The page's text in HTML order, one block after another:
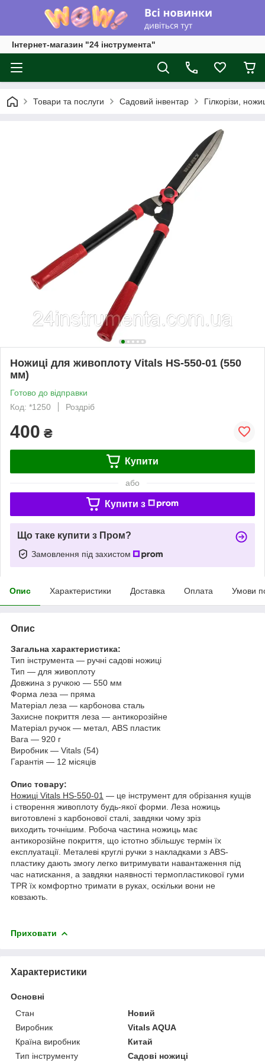
Інтернет-магазин "24 інструмента"
Товари та послуги Садовий інвентар Гілкорізи,
Ножиці для живоплоту Vitals HS-550-01 (550
мм)
Готово до відправки
Код: *1250
Роздріб
400 ₴
Купити
або
Купити з
Що таке купити з Пром?
Замовлення під захистом
Опис Характеристики Доставка Оплата Умови
Опис
Загальна характеристика:
Тип інструмента — ручні садові ножиці
Тип — для живоплоту
Довжина з ручкою — 550 мм
Форма леза — пряма
Матеріал леза — карбонова сталь
Захисне покриття леза — антикорозійне
Матеріал ручок — метал, ABS пластик
Вага — 920 г
Виробник — Vitals (54)
Гарантія — 12 місяців
Опис товару:
Ножиці Vitals HS-550-01 — це інструмент для обрізання кущів
і створення живоплоту будь-якої форми. Леза ножиць
виготовлені з карбонової сталі, завдяки чому зріз
виходить точнішим. Робоча частина ножиць має
антикорозійне покриття, що істотно збільшує термін їх
експлуатації. Металеві круглі ручки з накладками з ABS-
пластику дають змогу легко витримувати навантаження під
час натискання, а завдяки наявності термопластикової гуми
TPR їх комфортно тримати в руках, оскільки вони не
ковзають.
Приховати
Характеристики
Основні
Стан
Новий
Виробник
Vitals AQUA
Країна виробник
Китай
Тип інструменту
Садові ножиці